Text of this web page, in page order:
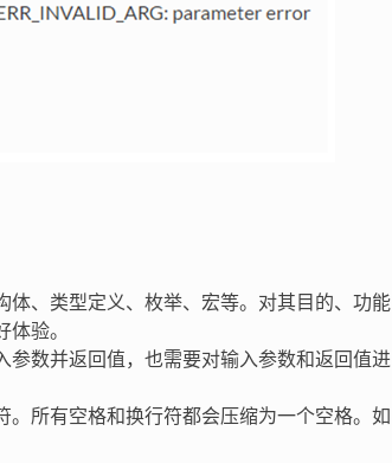
、类型定义、枚举、宏等。对其目的、功能
验。
数并返回值，也需要对输入参数和返回值进
所有空格和换行符都会压缩为一个空格。如